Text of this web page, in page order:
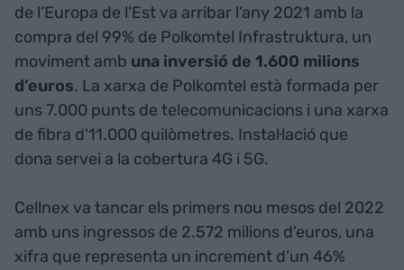
de l’Europa de l’Est va arribar l’any 2021 amb la
compra del 99% de Polkomtel Infrastruktura, un
moviment amb una inversió de 1.600 milions
d’euros. La xarxa de Polkomtel està formada per
uns 7.000 punts de telecomunicacions i una xarxa
de fibra d'11.000 quilòmetres. Instal·lació que
dona servei a la cobertura 4G i 5G.
Cellnex va tancar els primers nou mesos del 2022
amb uns ingressos de 2.572 milions d’euros, una
xifra que representa un increment d’un 46%